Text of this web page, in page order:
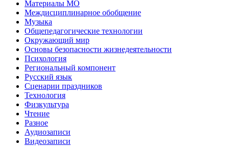
Материалы МО
Междисциплинарное обобщение
Музыка
Общепедагогические технологии
Окружающий мир
Основы безопасности жизнедеятельности
Психология
Региональный компонент
Русский язык
Сценарии праздников
Технология
Физкультура
Чтение
Разное
Аудиозаписи
Видеозаписи